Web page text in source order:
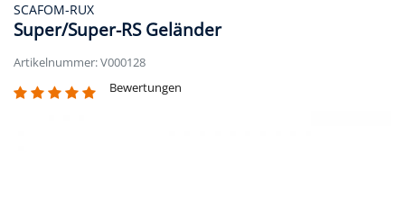
SCAFOM-RUX
Super/Super-RS Geländer
Artikelnummer: V000128
Bewertungen